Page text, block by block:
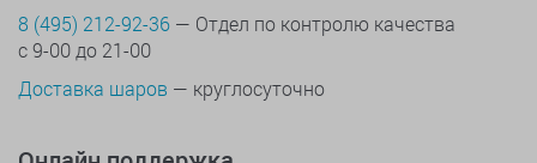
8 (495) 212-92-36 — Отдел по контролю качества
с 9-00 до 21-00
Доставка шаров — круглосуточно